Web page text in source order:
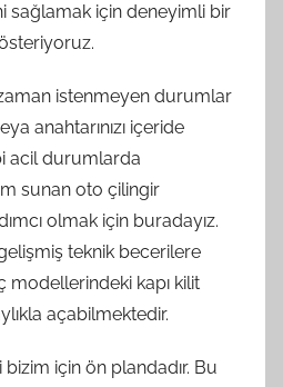
sağlamak için deneyimli bir
istenmeyen durumlar
anahtarınızı içeride
acil durumlarda
sunan oto çilingir
olmak için buradayız.
teknik becerilere
modellerindeki kapı kilit
açabilmektedir.
için ön plandadır. Bu